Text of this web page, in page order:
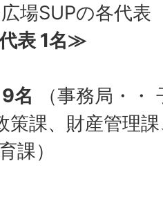
場SUPの各代表
表 1名≫
名 （事務局・・
策課、財産管理
課）